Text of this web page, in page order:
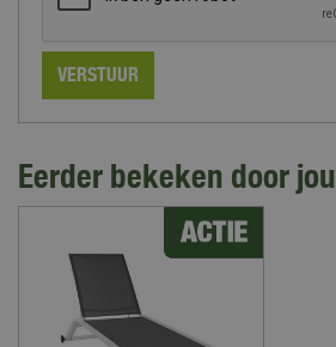
Eerder bekeken door jou